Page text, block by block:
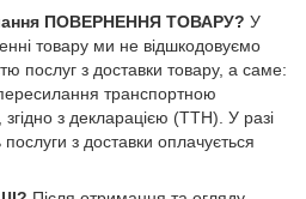
ПОВЕРНЕННЯ ТОВАРУ? У
товару ми не відшкодовуємо
послуг з доставки товару, а саме:
транспортною
з декларацією (ТТН). У разі
послуги з доставки оплачується